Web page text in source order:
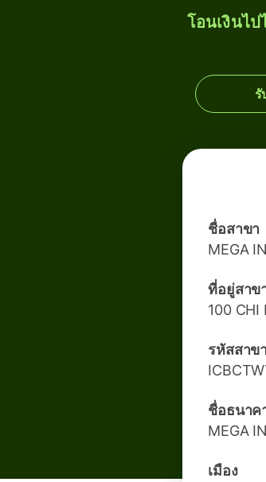
โอนเงินไ
รั
ชื่อสาขา
MEGA
ที่อยู่สาข
100 CHI
รหัสสาข
ชื่อธนาค
MEGA
เมือง